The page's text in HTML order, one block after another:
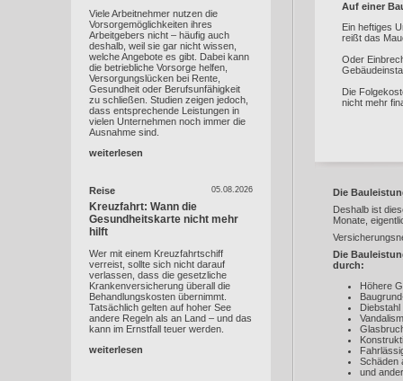
Viele Arbeitnehmer nutzen die
Vorsorgemöglichkeiten ihres
Arbeitgebers nicht – häufig auch
deshalb, weil sie gar nicht wissen,
welche Angebote es gibt. Dabei kann
die betriebliche Vorsorge helfen,
Versorgungslücken bei Rente,
Gesundheit oder Berufsunfähigkeit
zu schließen. Studien zeigen jedoch,
dass entsprechende Leistungen in
vielen Unternehmen noch immer die
Ausnahme sind.
weiterlesen
05.08.2026
Reise
Kreuzfahrt: Wann die
Gesundheitskarte nicht mehr
hilft
Wer mit einem Kreuzfahrtschiff
verreist, sollte sich nicht darauf
verlassen, dass die gesetzliche
Krankenversicherung überall die
Behandlungskosten übernimmt.
Tatsächlich gelten auf hoher See
andere Regeln als an Land – und das
kann im Ernstfall teuer werden.
weiterlesen
Auf einer
Ein heftiges
reißt das
Oder
Die
nicht mehr
Die
Deshalb ist
Monate,
Die
durch:
Höhere
Schäden
und